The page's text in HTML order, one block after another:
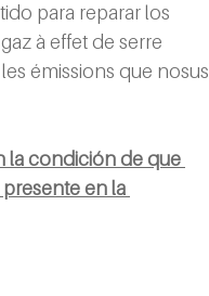
para reparar los
à effet de serre
émissions que nosus
la condición de que
en la